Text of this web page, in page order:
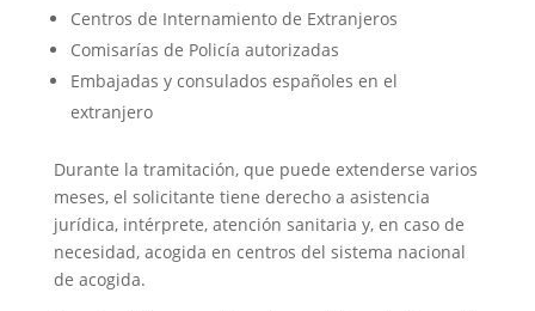
Centros de Internamiento de Extranjeros
Comisarías de Policía autorizadas
Embajadas y consulados españoles en el
extranjero
Durante la tramitación, que puede extenderse varios
meses, el solicitante tiene derecho a asistencia
jurídica, intérprete, atención sanitaria y, en caso de
necesidad, acogida en centros del sistema nacional
de acogida.